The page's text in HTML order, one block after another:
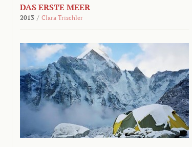
DAS ERSTE MEER
2013 / Clara Trischler